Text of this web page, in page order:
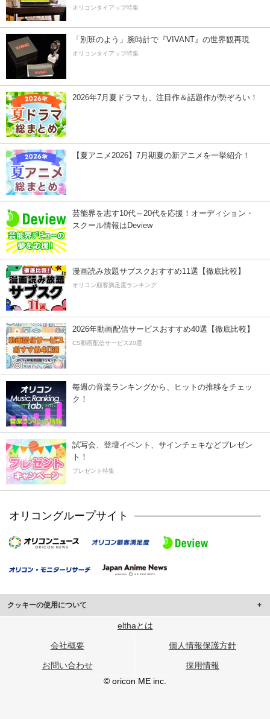
オリコンタイアップ特集
「別班のよう」腕時計で『VIVANT』の世界観再現
オリコンタイアップ特集
2026年7月夏ドラマも、注目作＆話題作が勢ぞろい！
【夏アニメ2026】7月期夏の新アニメを一挙紹介！
芸能界を志す10代～20代を応援！オーディション・
スクール情報はDeview
漫画読み放題サブスクおすすめ11選【徹底比較】
オリコン顧客満足度ランキング
2026年動画配信サービスおすすめ40選【徹底比較】
CS動画配信サービス20選
毎週の音楽ランキングから、ヒットの推移をチェッ
ク！
試写会、登壇イベント、サインチェキなどプレゼン
ト！
プレゼント特集
オリコングループサイト
クッキーの使用について
このサイトでは Cookie を使用して、ユーザーに合わせたコンテンツや広告の
行っています。
メディアや広告配信、データ解析の各パートナーに提供しています。
各パートナーは、この情報とユーザーが各パートナーに提供した他の情報や、
ユーザーが各パートナーのサービスを使用したときに収集した他の情報を組み
elthaとは
会社概要 個人情報保護方針
お問い合わせ
採用情報
© oricon ME inc.